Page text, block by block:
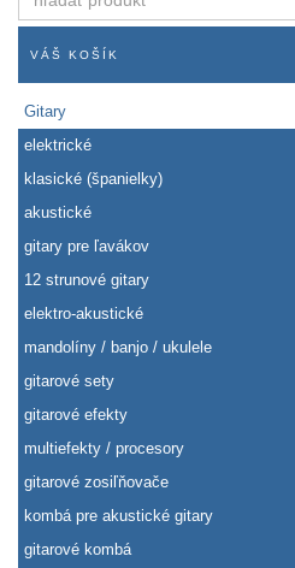
produkt
VÁŠ KOŠÍK
Gitary
elektrické
klasické (španielky)
akustické
gitary pre ľavákov
12 strunové gitary
elektro-akustické
mandolíny / banjo / ukulele
gitarové sety
gitarové efekty
multiefekty / procesory
gitarové zosiľňovače
kombá pre akustické gitary
gitarové kombá